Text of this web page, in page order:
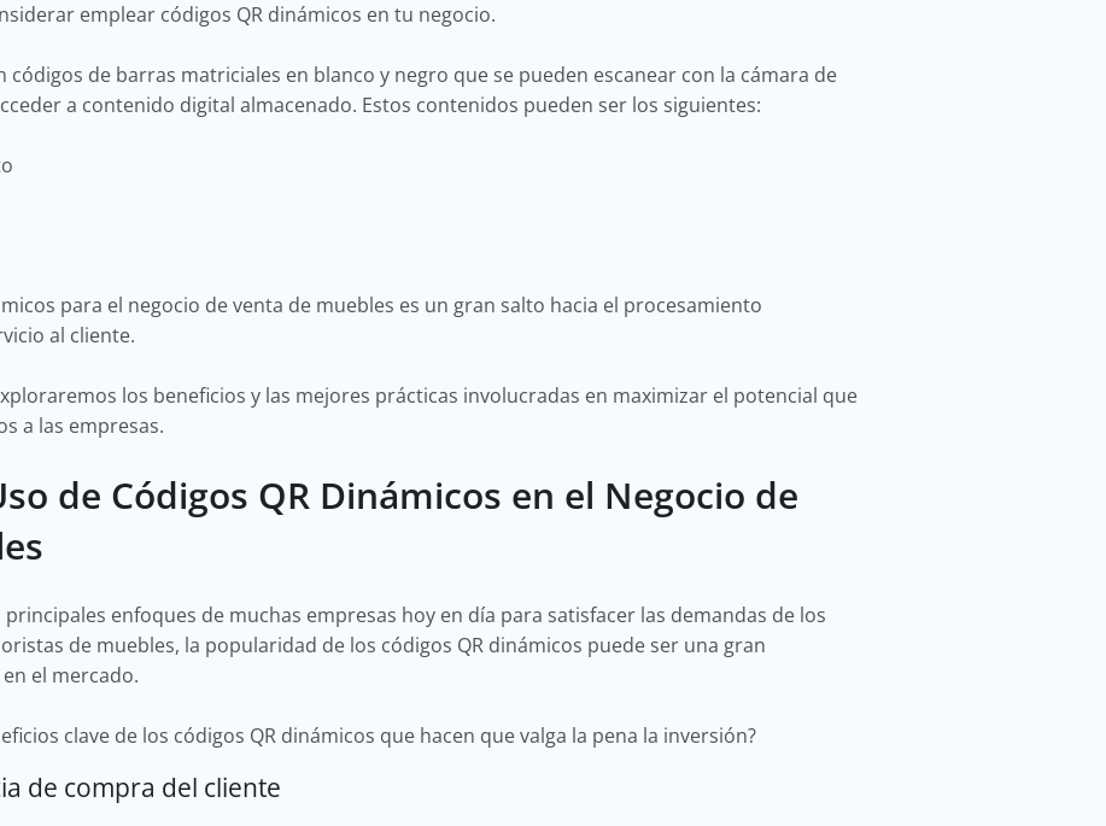
emplear códigos QR dinámicos en tu negocio.
códigos de barras matriciales en blanco y negro que se pueden escanear con la cámara de
a contenido digital almacenado. Estos contenidos pueden ser los siguientes:
para el negocio de venta de muebles es un gran salto hacia el procesamiento
al cliente.
los beneficios y las mejores prácticas involucradas en maximizar el potencial que
a las empresas.
de Códigos QR Dinámicos en el Negocio de
enfoques de muchas empresas hoy en día para satisfacer las demandas de los
de muebles, la popularidad de los códigos QR dinámicos puede ser una gran
el mercado.
clave de los códigos QR dinámicos que hacen que valga la pena la inversión?
de compra del cliente